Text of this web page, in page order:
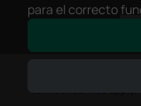
This site is protected
para el correcto